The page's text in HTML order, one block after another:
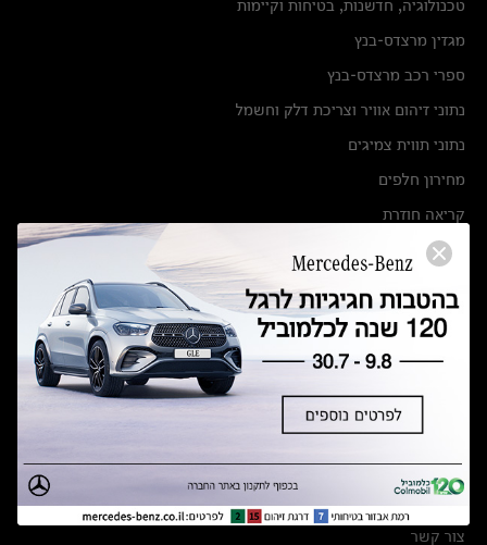
טכנולוגיה, חדשנות, בטיחות וקיימות
מגזין מרצדס-בנץ
ספרי רכב מרצדס-בנץ
נתוני זיהום אוויר וצריכת דלק וחשמל
נתוני תווית צמיגים
מחירון חלפים
קריאה חוזרת
הודעה על הטבות לרכבי מרצדס בהסדר פשרה בתצ 56447-02-19
תקנון ימי מכירות 120 לכלמוביל
מצאו אותנו
אולמות תצוגה
מרכזי שירות
צור קשר